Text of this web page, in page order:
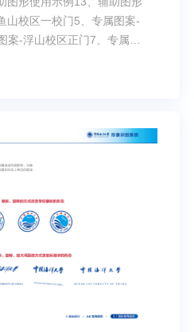
山校区一校门5、专属图案-
案-浮山校区正门7、专属图
实习船8、专属图案-海浪